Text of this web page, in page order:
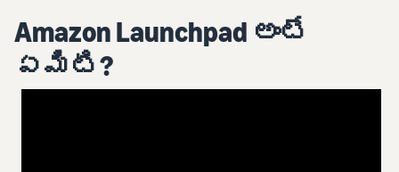
Amazon Launchpad అంటే
ఏమిటి?